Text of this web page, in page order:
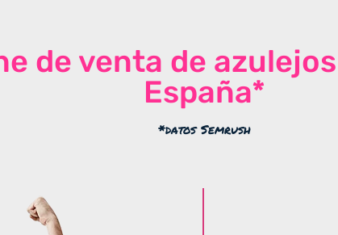
de venta de
España*
*datos Semrush